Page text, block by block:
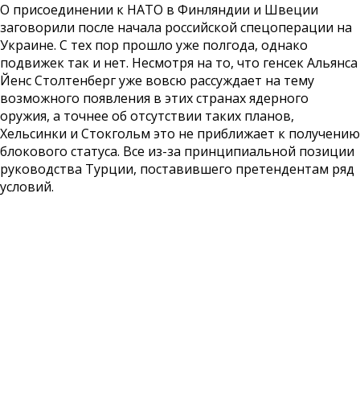
О присоединении к НАТО в Финляндии и Швеции
заговорили после начала российской спецоперации на
Украине. С тех пор прошло уже полгода, однако
подвижек так и нет. Несмотря на то, что генсек Альянса
Йенс Столтенберг уже вовсю рассуждает на тему
возможного появления в этих странах ядерного
оружия, а точнее об отсутствии таких планов,
Хельсинки и Стокгольм это не приближает к получению
блокового статуса. Все из-за принципиальной позиции
руководства Турции, поставившего претендентам ряд
условий.